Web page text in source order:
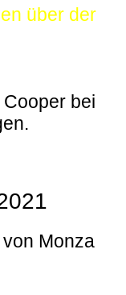
über der
bei
Monza